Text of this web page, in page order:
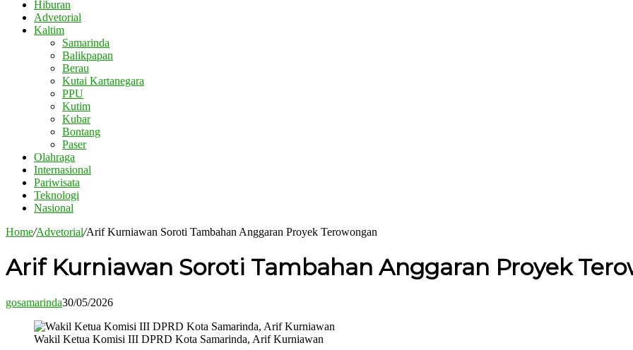
Hiburan
Advetorial
Kaltim
Samarinda
Balikpapan
Berau
Kutai Kartanegara
PPU
Kutim
Kubar
Bontang
Paser
Olahraga
Internasional
Pariwisata
Teknologi
Nasional
Home/Advetorial/Arif Kurniawan Soroti Tambahan Anggaran Proyek Terowongan
Arif Kurniawan Soroti Tambahan Anggaran Proyek
gosamarinda30/05/2026
Wakil Ketua Komisi III DPRD Kota Samarinda, Arif Kurniawan